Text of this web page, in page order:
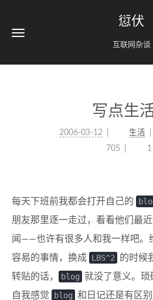
愆伏
互联网杂谈
写点生
2006-03-12 生活
705
每天下班前我都会打开自己的
朋友那里逐一走过，看看他们最
闻——也许有很多人和我一样吧。
容易的事情，换成 LBS^2
的时候
转贴的话，
blog
就没了意义。琐
自我感觉
blog 和日记还是有区